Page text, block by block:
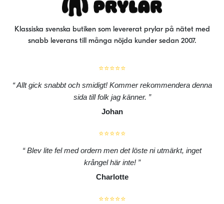
Klassiska svenska butiken som levererat prylar på nätet med
snabb leverans till många nöjda kunder sedan 2007.
⭐⭐⭐⭐⭐
Allt gick snabbt och smidigt! Kommer rekommendera denna
sida till folk jag känner.
Johan
⭐⭐⭐⭐⭐
Blev lite fel med ordern men det löste ni utmärkt, inget
krångel här inte!
Charlotte
⭐⭐⭐⭐⭐